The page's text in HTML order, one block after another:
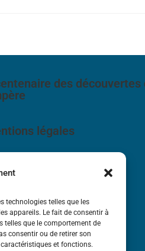
technologies telles que les
appareils. Le fait de consentir à
telles que le comportement de
consentir ou de retirer son
et fonctions.
des découvertes
légales